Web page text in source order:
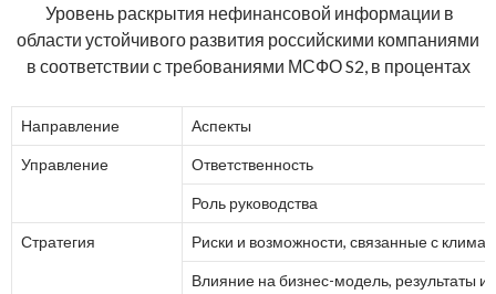
Уровень раскрытия нефинансовой информации в
области устойчивого развития российскими компаниями
в соответствии с требованиями МСФО S2, в процентах
Направление Аспекты
Управление Ответственность
Роль руководства
Стратегия Риски и возможности, связанные с
Влияние на бизнес-модель, результаты и